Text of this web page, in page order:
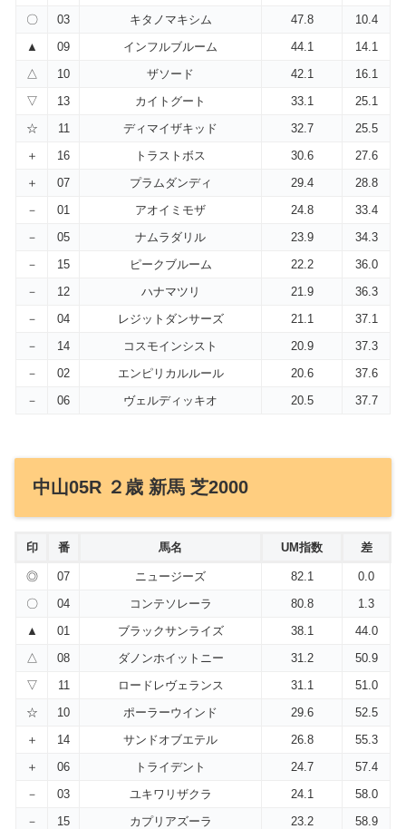
〇
03 キタノマキシム 47.8
10.4
▲
09 インフルブルーム 44.1
14.1
△
10 ザソード 42.1
16.1
▽
13 カイトグート 33.1
25.1
☆
11 ディマイザキッド 32.7
25.5
＋
16 トラストボス 30.6
27.6
＋
07 プラムダンディ 29.4
28.8
－
01 アオイミモザ 24.8
33.4
－
05 ナムラダリル 23.9
34.3
－
15 ピークブルーム 22.2
36.0
－
12 ハナマツリ 21.9
36.3
－
04 レジットダンサーズ 21.1
37.1
－
14 コスモインシスト 20.9
37.3
－
02 エンピリカルルール 20.6
37.6
－
06 ヴェルディッキオ 20.5 37.7
中山05R ２歳 新馬 芝2000
印 番 馬名 UM指数 差
◎ 07 ニュージーズ 82.1
0.0
〇
04 コンテソレーラ 80.8
1.3
▲
01 ブラックサンライズ 38.1
44.0
△
08 ダノンホイットニー 31.2
50.9
▽
11 ロードレヴェランス 31.1
51.0
☆
10 ポーラーウインド 29.6
52.5
＋
14 サンドオブエテル 26.8
55.3
＋
06 トライデント 24.7
57.4
－
03 ユキワリザクラ 24.1
58.0
－
15 カプリアズーラ 23.2
58.9